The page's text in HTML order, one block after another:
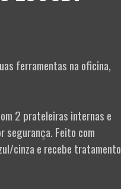
ferramentas na oficina,
2 prateleiras internas e
segurança. Feito com
cinza e recebe tratamento